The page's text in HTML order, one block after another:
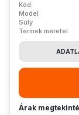
Kód
Model
Súly
Termék méretei
Árak